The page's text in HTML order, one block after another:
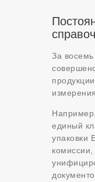
За восемь
единый
упаковки
комиссии,